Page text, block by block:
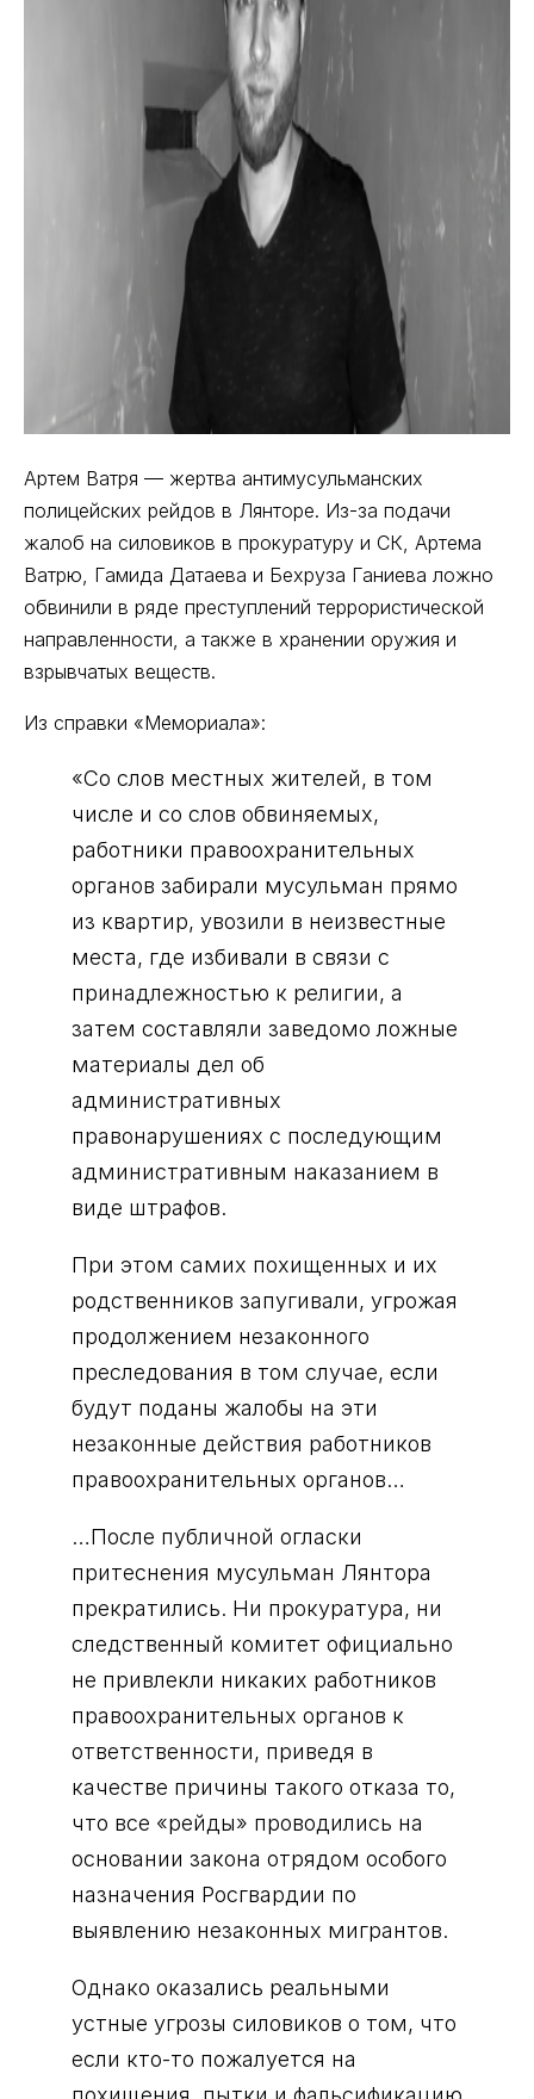
Артем Ватря — жертва антимусульманских
полицейских рейдов в Лянторе. Из-за подачи
жалоб на силовиков в прокуратуру и СК, Артема
Ватрю, Гамида Датаева и Бехруза Ганиева ложно
обвинили в ряде преступлений террористической
направленности, а также в хранении оружия и
взрывчатых веществ.
Из справки «Мемориала»:
«Со слов местных жителей, в том
числе и со слов обвиняемых,
работники правоохранительных
органов забирали мусульман прямо
из квартир, увозили в неизвестные
места, где избивали в связи с
принадлежностью к религии, а
затем составляли заведомо ложные
материалы дел об
административных
правонарушениях с последующим
административным наказанием в
виде штрафов.
При этом самих похищенных и их
родственников запугивали, угрожая
продолжением незаконного
преследования в том случае, если
будут поданы жалобы на эти
незаконные действия работников
правоохранительных органов…
…После публичной огласки
притеснения мусульман Лянтора
прекратились. Ни прокуратура, ни
следственный комитет официально
не привлекли никаких работников
правоохранительных органов к
ответственности, приведя в
качестве причины такого отказа то,
что все «рейды» проводились на
основании закона отрядом особого
назначения Росгвардии по
выявлению незаконных мигрантов.
Однако оказались реальными
устные угрозы силовиков о том, что
если кто-то пожалуется на